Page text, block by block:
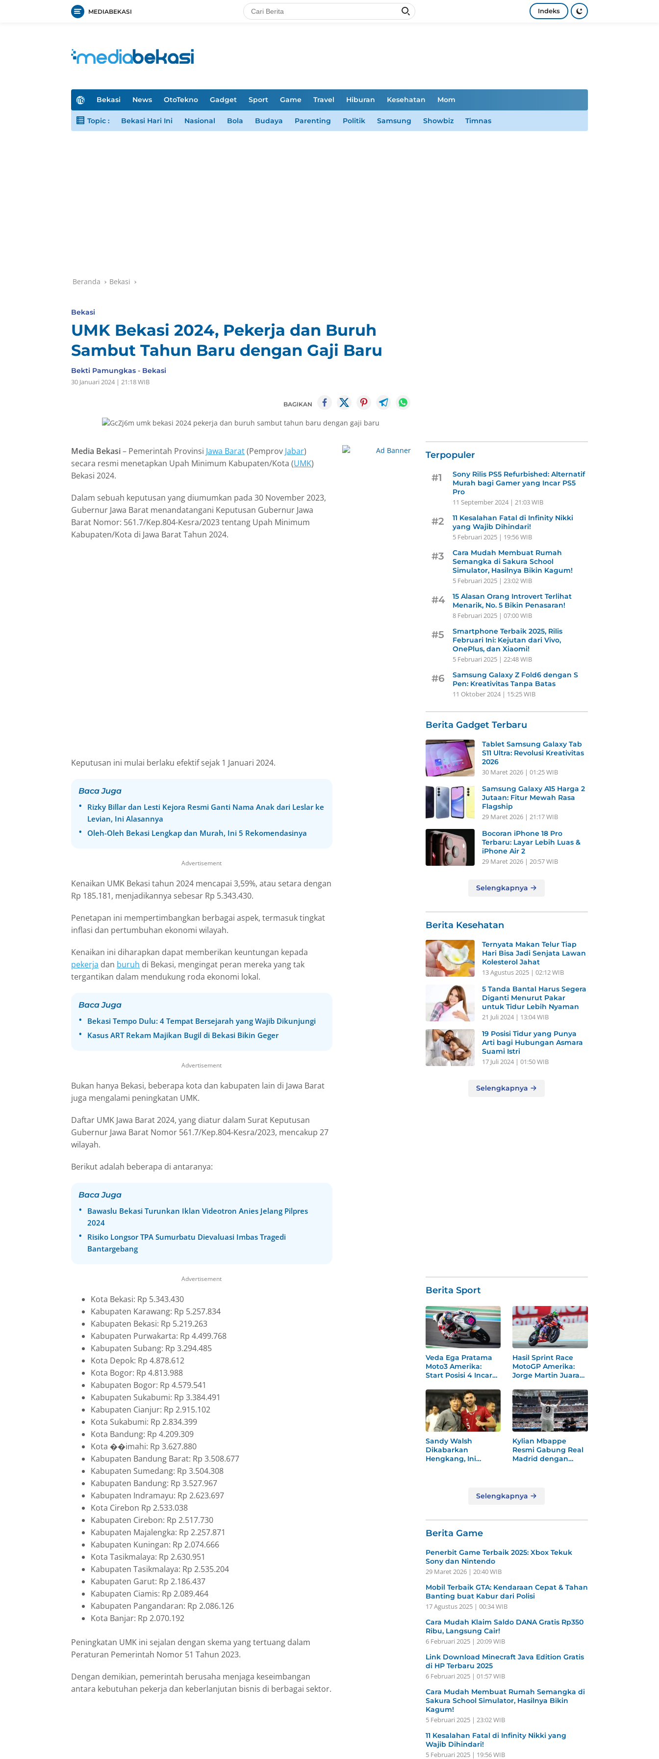
MEDIABEKASI Indeks
H
m
Bekasi News OtoTekno Gadget Sport Game Travel Hiburan Kesehatan Mom
Topic : Bekasi Hari Ini Nasional Bola Budaya Parenting Politik Samsung Showbiz Timnas
Beranda Bekasi
Bekasi
UMK Bekasi 2024, Pekerja dan Buruh
Sambut Tahun Baru dengan Gaji Baru
Bekti Pamungkas - Bekasi
30 Januari 2024 | 21:18 WIB
BAGIKAN
Media Bekasi– Pemerintah Provinsi Jawa Barat(Pemprov Jabar)
secara resmi menetapkan Upah Minimum Kabupaten/Kota (UMK)
Bekasi 2024.
Dalam sebuah keputusan yang diumumkan pada 30 November 2023,
Gubernur Jawa Barat menandatangani Keputusan Gubernur Jawa
Barat Nomor: 561.7/Kep.804-Kesra/2023 tentang Upah Minimum
Kabupaten/Kota di Jawa Barat Tahun 2024.
Keputusan ini mulai berlaku efektif sejak 1 Januari 2024.
Baca Juga
Rizky Billar dan Lesti Kejora Resmi Ganti Nama Anak dari Leslar ke
Levian, Ini Alasannya
Oleh-Oleh Bekasi Lengkap dan Murah, Ini 5 Rekomendasinya
Advertisement
Kenaikan UMK Bekasi tahun 2024 mencapai 3,59%, atau setara dengan
Rp 185.181, menjadikannya sebesar Rp 5.343.430.
Penetapan ini mempertimbangkan berbagai aspek, termasuk tingkat
inflasi dan pertumbuhan ekonomi wilayah.
Kenaikan ini diharapkan dapat memberikan keuntungan kepada
pekerja dan buruh di Bekasi, mengingat peran mereka yang tak
tergantikan dalam mendukung roda ekonomi lokal.
Baca Juga
Bekasi Tempo Dulu: 4 Tempat Bersejarah yang Wajib Dikunjungi
Kasus ART Rekam Majikan Bugil di Bekasi Bikin Geger
Advertisement
Bukan hanya Bekasi, beberapa kota dan kabupaten lain di Jawa Barat
juga mengalami peningkatan UMK.
Daftar UMK Jawa Barat 2024, yang diatur dalam Surat Keputusan
Gubernur Jawa Barat Nomor 561.7/Kep.804-Kesra/2023, mencakup 27
wilayah.
Berikut adalah beberapa di antaranya:
Baca Juga
Bawaslu Bekasi Turunkan Iklan Videotron Anies Jelang Pilpres
2024
Risiko Longsor TPA Sumurbatu Dievaluasi Imbas Tragedi
Bantargebang
Advertisement
Kota Bekasi: Rp 5.343.430
Kabupaten Karawang: Rp 5.257.834
Kabupaten Bekasi: Rp 5.219.263
Kabupaten Purwakarta: Rp 4.499.768
Kabupaten Subang: Rp 3.294.485
Kota Depok: Rp 4.878.612
Kota Bogor: Rp 4.813.988
Kabupaten Bogor: Rp 4.579.541
Kabupaten Sukabumi: Rp 3.384.491
Kabupaten Cianjur: Rp 2.915.102
Kota Sukabumi: Rp 2.834.399
Kota Bandung: Rp 4.209.309
Kota ��imahi: Rp 3.627.880
Kabupaten Bandung Barat: Rp 3.508.677
Kabupaten Sumedang: Rp 3.504.308
Kabupaten Bandung: Rp 3.527.967
Kabupaten Indramayu: Rp 2.623.697
Kota Cirebon Rp 2.533.038
Kabupaten Cirebon: Rp 2.517.730
Kabupaten Majalengka: Rp 2.257.871
Kabupaten Kuningan: Rp 2.074.666
Kota Tasikmalaya: Rp 2.630.951
Kabupaten Tasikmalaya: Rp 2.535.204
Kabupaten Garut: Rp 2.186.437
Kabupaten Ciamis: Rp 2.089.464
Kabupaten Pangandaran: Rp 2.086.126
Kota Banjar: Rp 2.070.192
Peningkatan UMK ini sejalan dengan skema yang tertuang dalam
Peraturan Pemerintah Nomor 51 Tahun 2023.
Dengan demikian, pemerintah berusaha menjaga keseimbangan
antara kebutuhan pekerja dan keberlanjutan bisnis di berbagai sektor.
Terpopuler
#1
Sony Rilis PS5 Refurbished: Alternatif
Murah bagi Gamer yang Incar PS5
Pro
11 September 2024 | 21:03 WIB
#2
11 Kesalahan Fatal di Infinity Nikki
yang Wajib Dihindari!
5 Februari 2025 | 19:56 WIB
#3
Cara Mudah Membuat Rumah
Semangka di Sakura School
Simulator, Hasilnya Bikin Kagum!
5 Februari 2025 | 23:02 WIB
#4
15 Alasan Orang Introvert Terlihat
Menarik, No. 5 Bikin Penasaran!
8 Februari 2025 | 07:00 WIB
#5
Smartphone Terbaik 2025, Rilis
Februari Ini: Kejutan dari Vivo,
OnePlus, dan Xiaomi!
5 Februari 2025 | 22:48 WIB
#6
Samsung Galaxy Z Fold6 dengan S
Pen: Kreativitas Tanpa Batas
11 Oktober 2024 | 15:25 WIB
Berita Gadget Terbaru
Tablet Samsung Galaxy Tab
S11 Ultra: Revolusi Kreativitas
2026
30 Maret 2026 | 01:25 WIB
Samsung Galaxy A15 Harga 2
Jutaan: Fitur Mewah Rasa
Flagship
29 Maret 2026 | 21:17 WIB
Bocoran iPhone 18 Pro
Terbaru: Layar Lebih Luas &
iPhone Air 2
29 Maret 2026 | 20:57 WIB
Selengkapnya
Berita Kesehatan
Ternyata Makan Telur Tiap
Hari Bisa Jadi Senjata Lawan
Kolesterol Jahat
13 Agustus 2025 | 02:12 WIB
5 Tanda Bantal Harus Segera
Diganti Menurut Pakar
untuk Tidur Lebih Nyaman
21 Juli 2024 | 13:04 WIB
19 Posisi Tidur yang Punya
Arti bagi Hubungan Asmara
Suami Istri
17 Juli 2024 | 01:50 WIB
Selengkapnya
Berita Sport
Veda Ega Pratama
Moto3 Amerika:
Start Posisi 4 Incar
Hasil Sprint Race
MotoGP Amerika:
Jorge Martin Juara
Sandy Walsh
Dikabarkan
Hengkang, Ini
Kylian Mbappe
Resmi Gabung Real
Madrid dengan
Selengkapnya
Berita Game
Penerbit Game Terbaik 2025: Xbox Tekuk
Sony dan Nintendo
29 Maret 2026 | 20:40 WIB
Mobil Terbaik GTA: Kendaraan Cepat & Tahan
Banting buat Kabur dari Polisi
17 Agustus 2025 | 00:34 WIB
Cara Mudah Klaim Saldo DANA Gratis Rp350
Ribu, Langsung Cair!
6 Februari 2025 | 20:09 WIB
Link Download Minecraft Java Edition Gratis
di HP Terbaru 2025
6 Februari 2025 | 01:57 WIB
Cara Mudah Membuat Rumah Semangka di
Sakura School Simulator, Hasilnya Bikin
Kagum!
5 Februari 2025 | 23:02 WIB
11 Kesalahan Fatal di Infinity Nikki yang
Wajib Dihindari!
5 Februari 2025 | 19:56 WIB